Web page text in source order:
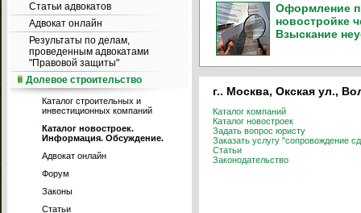
Статьи адвокатов
Адвокат онлайн
Результаты по делам,
проведенным адвокатами
"Правовой защиты"
Долевое строительство
Каталог строительных и
инвестиционных компаний
Каталог новостроек.
Информация. Обсуждение.
Адвокат онлайн
Форум
Законы
Статьи
Оформление
новостройке
Взыскание
г.. Москва, Окская ул.,
Каталог компаний
Каталог новостроек
Задать вопрос юристу
Заказать услугу "сопровождение
Статьи
Законодательство